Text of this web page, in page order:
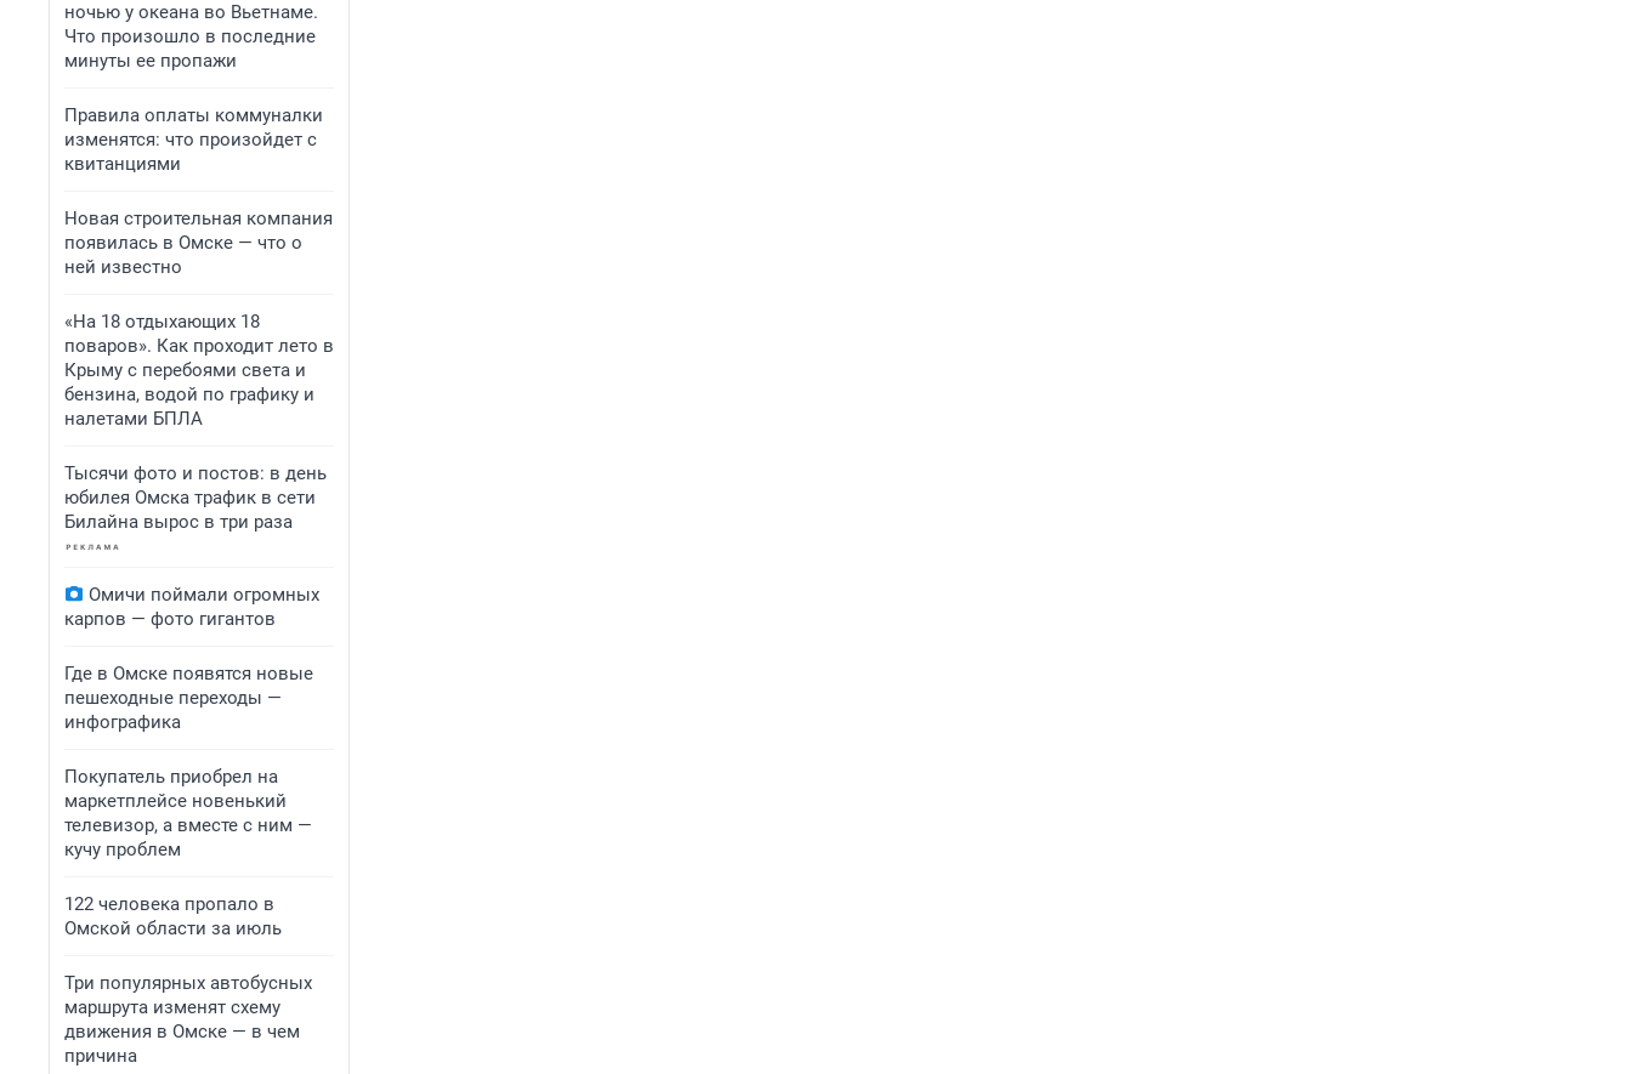
ночью у океана во Вьетнаме.
Что произошло в последние
минуты ее пропажи
Правила оплаты коммуналки
изменятся: что произойдет с
квитанциями
Новая строительная компания
появилась в Омске — что о
ней известно
«На 18 отдыхающих 18
поваров». Как проходит лето в
Крыму с перебоями света и
бензина, водой по графику и
налетами БПЛА
Тысячи фото и постов: в день
юбилея Омска трафик в сети
Билайна вырос в три раза
Омичи поймали огромных
карпов — фото гигантов
Где в Омске появятся новые
пешеходные переходы —
инфографика
Покупатель приобрел на
маркетплейсе новенький
телевизор, а вместе с ним —
кучу проблем
122 человека пропало в
Омской области за июль
Три популярных автобусных
маршрута изменят схему
движения в Омске — в чем
причина